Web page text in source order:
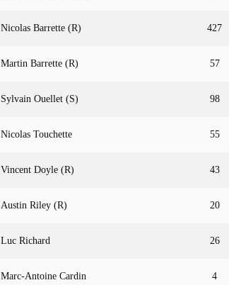
Nicolas Barrette (R) 427
Martin Barrette (R) 57
Sylvain Ouellet (S) 98
Nicolas Touchette 55
Vincent Doyle (R) 43
Austin Riley (R) 20
Luc Richard 26
Marc-Antoine Cardin 4